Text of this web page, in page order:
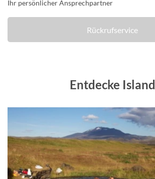
Ihr persönlicher Ansprechpartner
Rückrufservice
Entdecke Island